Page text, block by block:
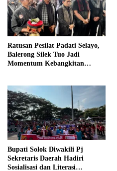
Ratusan Pesilat Padati Selayo,
Balerong Silek Tuo Jadi
Momentum Kebangkitan
Bupati Solok Diwakili Pj
Sekretaris Daerah Hadiri
Sosialisasi dan Literasi